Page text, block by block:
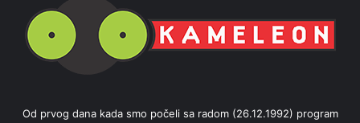
Od prvog dana kada smo počeli sa radom (26.12.1992) program